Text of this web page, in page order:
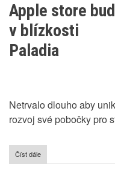
mohou
brzy
Dočkáme
Apple store
v blízkosti
Paladia
Netrvalo dlouho aby
rozvoj své pobočky pro
Číst dále
Apple